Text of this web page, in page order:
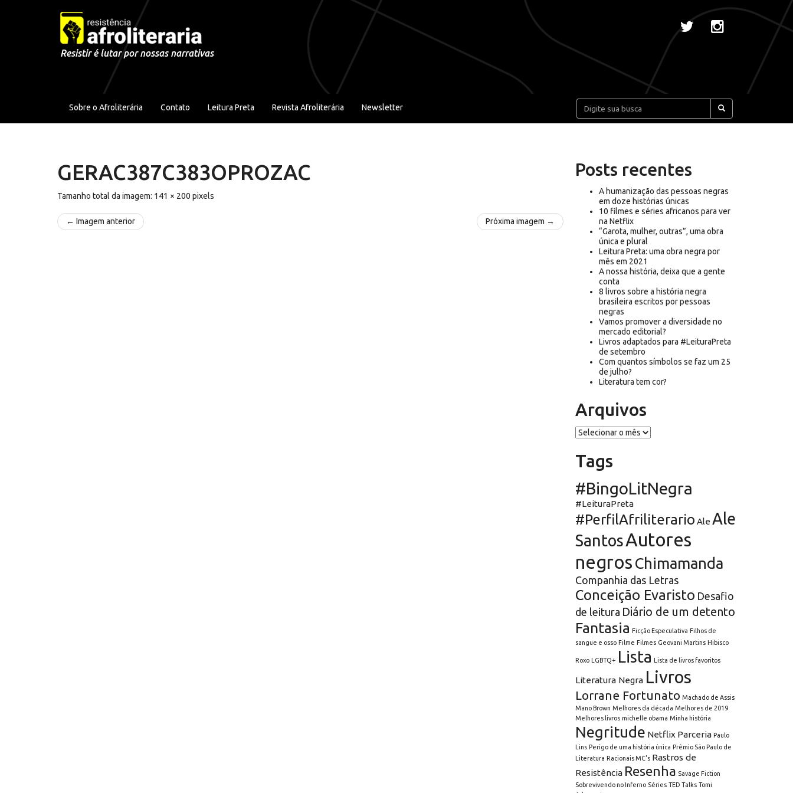
Pular para o conteúdo
Resistir é lutar por nossas narrativas
Sobre o Afroliterária Contato Leitura Preta Revista Afroliterária Newsletter Pesquisar:
GERAC387C383OPROZAC
Tamanho total da imagem: 141 × 200 pixels
← Imagem anterior Próxima imagem →
Posts recentes
A humanização das pessoas negras
em doze histórias únicas
10 filmes e séries africanos para ver
na Netflix
“Garota, mulher, outras”, uma obra
única e plural
Leitura Preta: uma obra negra por
mês em 2021
A nossa história, deixa que a gente
conta
8 livros sobre a história negra
brasileira escritos por pessoas
negras
Vamos promover a diversidade no
mercado editorial?
Livros adaptados para #LeituraPreta
de setembro
Com quantos símbolos se faz um 25
de julho?
Literatura tem cor?
Arquivos
Arquivos
Tags
#BingoLitNegra
#LeituraPreta
#PerfilAfriliterario Ale Ale
SantosAutores
negros Chimamanda
Companhia das Letras
Conceição Evaristo Desafio
de leitura Diário de um detento
Fantasia Ficção Especulativa Filhos de
sangue e osso Filme Filmes Geovani Martins Hibisco
Roxo LGBTQ+ Lista Lista de livros favoritos
Literatura Negra Livros
Lorrane Fortunato Machado de Assis
Mano Brown Melhores da década Melhores de 2019
Melhores livros michelle obama Minha história
Negritude Netflix Parceria Paulo
Lins Perigo de uma história única Prêmio São Paulo de
Literatura Racionais MC's Rastros de
Resistência Resenha Savage Fiction
Sobrevivendo no Inferno Séries TED Talks Tomi